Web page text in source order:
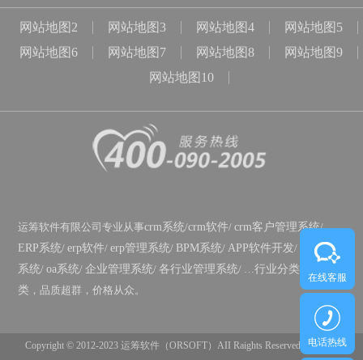
在线客服
电话热线
网站地图2 网站地图3 网站地图4
网站地图5
网站地图6
网站地图7 网站地图8
网站地图9
网站地图10
运筹软件有限公司专业从事crm系统/crm软件/crm客户管理系统/
ERP系统/erp软件/erp管理系统/ BPM系统/ APP软件开发/
政务OA
系统/oa系统/ 企业管理系统/ 各行业管理系统/ …行业分类
类 ，品质超群，价格从众。
Copyright © 2012-2023 运筹软件（ORSOFT）AII Raights Reserved 鲁ICP备